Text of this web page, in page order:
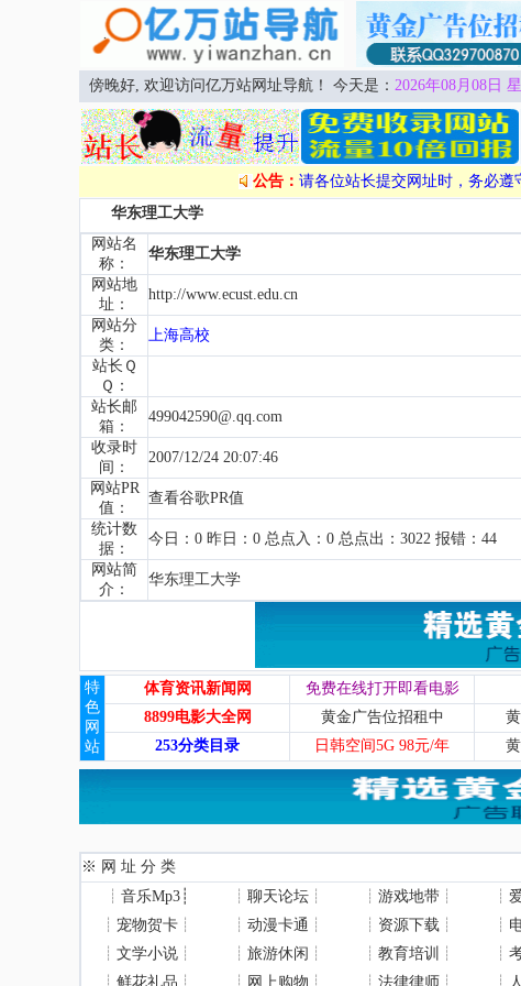
傍晚好, 欢迎访问亿万站网址导航！ 今天是： 2026年08月08日
公告： 请各位站长提交网址时，务必遵
华东理工大学
网站名
称：
华东理工大学
网站地
址：
http://www.ecust.edu.cn
网站分
类：
上海高校
站长Ｑ
Ｑ：
站长邮
箱：
499042590@.qq.com
收录时
间：
2007/12/24 20:07:46
网站PR
值：
查看谷歌PR值
统计数
据：
今日：0 昨日：0 总点入：0 总点出：3022 报错：44
网站简
介：
华东理工大学
特
色
网
站
体育资讯新闻网 免费在线打开即看电影
8899电影大全网
黄金广告位招租中
253分类目录
日韩空间5G 98元/年
※ 网 址 分 类
┊ 音乐Mp3 ┊ ┊ 聊天论坛 ┊ ┊ 游戏地带 ┊ ┊
┊ 宠物贺卡 ┊ ┊ 动漫卡通 ┊ ┊ 资源下载 ┊ ┊
┊ 文学小说 ┊ ┊ 旅游休闲 ┊ ┊ 教育培训 ┊ ┊
┊ 鲜花礼品 ┊ ┊ 网上购物 ┊ ┊ 法律律师 ┊ ┊